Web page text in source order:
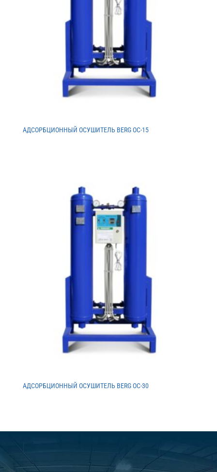
АДСОРБЦИОННЫЙ ОСУШИТЕЛЬ BERG ОС-15
АДСОРБЦИОННЫЙ ОСУШИТЕЛЬ BERG ОС-30